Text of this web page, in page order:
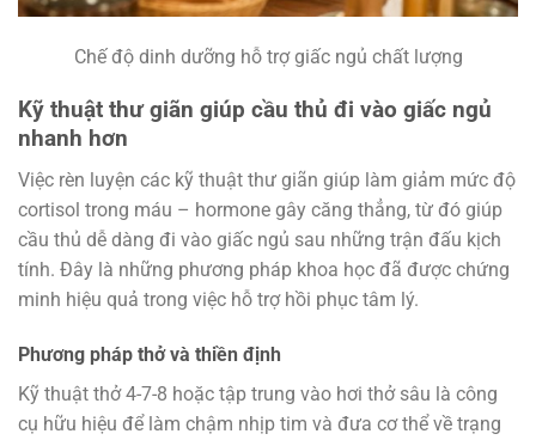
Chế độ dinh dưỡng hỗ trợ giấc ngủ chất lượng
Kỹ thuật thư giãn giúp cầu thủ đi vào giấc ngủ
nhanh hơn
Việc rèn luyện các kỹ thuật thư giãn giúp làm giảm mức độ
cortisol trong máu – hormone gây căng thẳng, từ đó giúp
cầu thủ dễ dàng đi vào giấc ngủ sau những trận đấu kịch
tính. Đây là những phương pháp khoa học đã được chứng
minh hiệu quả trong việc hỗ trợ hồi phục tâm lý.
Phương pháp thở và thiền định
Kỹ thuật thở 4-7-8 hoặc tập trung vào hơi thở sâu là công
cụ hữu hiệu để làm chậm nhịp tim và đưa cơ thể về trạng